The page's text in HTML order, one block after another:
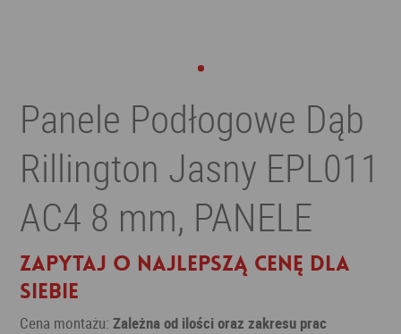
Panele Podłogowe Dąb
Rillington Jasny EPL011
AC4 8 mm, PANELE
Zapytaj o najlepszą cenę dla
siebie
Cena montażu:Zależna od ilości oraz zakresu prac